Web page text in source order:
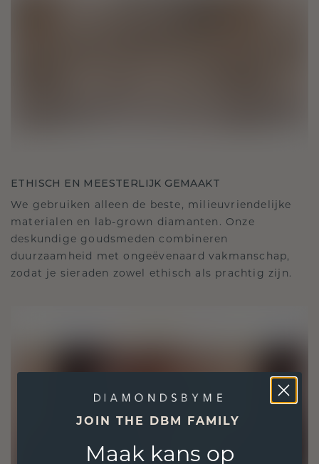
ETHISCH EN MEESTERLIJK GEMAAKT
We gebruiken alleen de beste, milieuvriendelijke
materialen en lab-grown diamanten. Onze
deskundige goudsmeden combineren
duurzaamheid met ongeëvenaard vakmanschap,
zodat je sieraden zowel ethisch als prachtig zijn.
JOIN THE DBM FAMILY
Maak kans op